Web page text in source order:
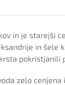
in je starejši
in šele
pokristjanili
zelo cenjena